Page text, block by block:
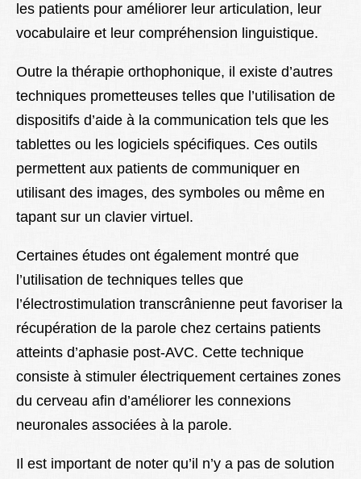
les patients pour améliorer leur articulation, leur
vocabulaire et leur compréhension linguistique.
Outre la thérapie orthophonique, il existe d’autres
techniques prometteuses telles que l’utilisation de
dispositifs d’aide à la communication tels que les
tablettes ou les logiciels spécifiques. Ces outils
permettent aux patients de communiquer en
utilisant des images, des symboles ou même en
tapant sur un clavier virtuel.
Certaines études ont également montré que
l’utilisation de techniques telles que
l’électrostimulation transcrânienne peut favoriser la
récupération de la parole chez certains patients
atteints d’aphasie post-AVC. Cette technique
consiste à stimuler électriquement certaines zones
du cerveau afin d’améliorer les connexions
neuronales associées à la parole.
Il est important de noter qu’il n’y a pas de solution